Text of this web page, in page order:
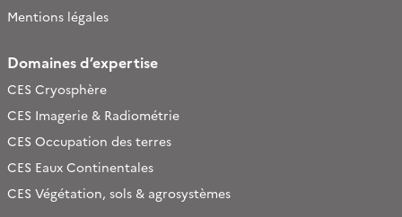
Mentions légales
Domaines d’expertise
CES Cryosphère
CES Imagerie & Radiométrie
CES Occupation des terres
CES Eaux Continentales
CES Végétation, sols & agrosystèmes